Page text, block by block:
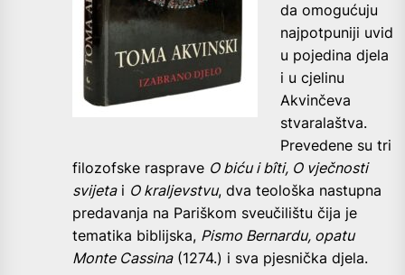
da omogućuju
najpotpuniji uvid
u pojedina djela
i u cjelinu
Akvinčeva
stvaralaštva.
Prevedene su tri
filozofske rasprave O biću i bîti, O vječnosti
svijetai O kraljevstvu, dva teološka nastupna
predavanja na Pariškom sveučilištu čija je
tematika biblijska, Pismo Bernardu, opatu
Monte Cassina(1274.) i sva pjesnička djela.